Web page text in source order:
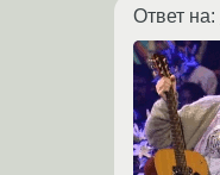
Ответ на: